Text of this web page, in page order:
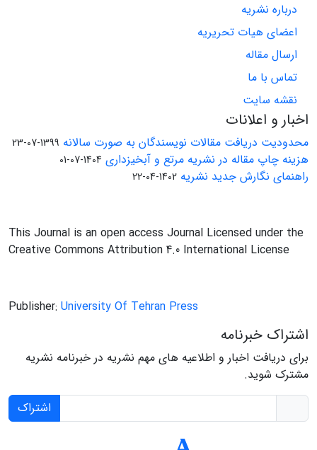
درباره نشریه
اعضای هیات تحریریه
ارسال مقاله
تماس با ما
نقشه سایت
اخبار و اعلانات
محدودیت دریافت مقالات نویسندگان به صورت سالانه 1399-07-23
هزینه چاپ مقاله در نشریه مرتع و آبخیزداری 1404-07-01
راهنمای نگارش جدید نشریه 1402-04-22
This Journal is an open access Journal Licensed under the
Creative Commons Attribution 4.0 International License
Publisher: University Of Tehran Press
اشتراک خبرنامه
برای دریافت اخبار و اطلاعیه های مهم نشریه در خبرنامه نشریه
مشترک شوید.
اشتراک